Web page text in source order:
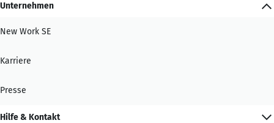
Unternehmen
New Work SE
Karriere
Presse
Hilfe & Kontakt